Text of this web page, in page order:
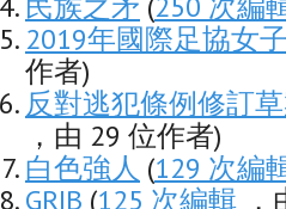
2019年國際足協女
作者)
反對逃犯條例修訂
，由 29 位作者)
白色強人 (129 次編
GRIB (125 次編輯